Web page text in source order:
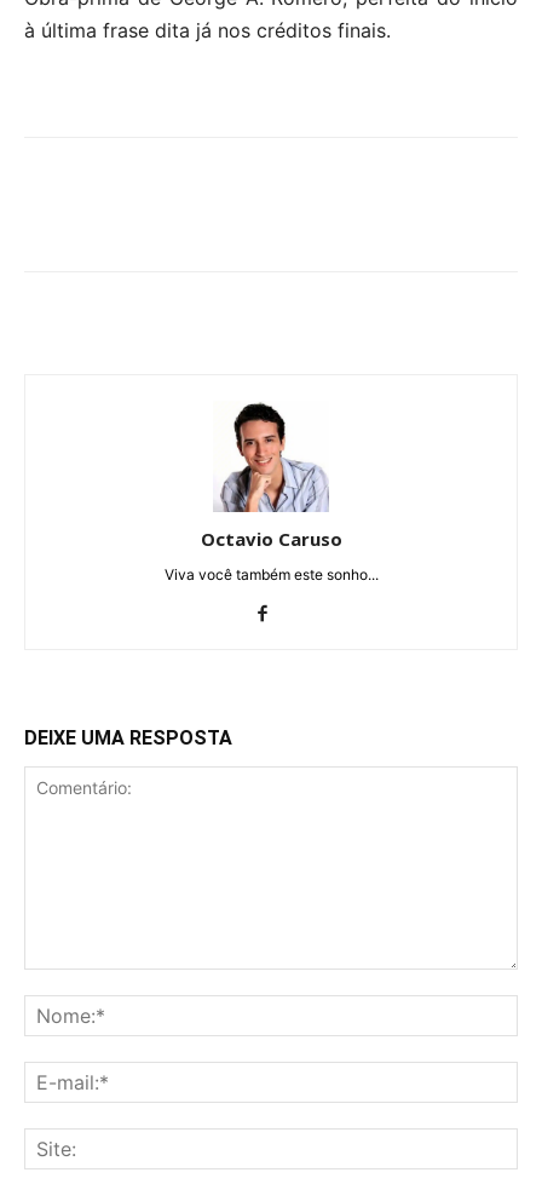
à última frase dita já nos créditos finais.
Octavio Caruso
Viva você também este sonho...
DEIXE UMA RESPOSTA